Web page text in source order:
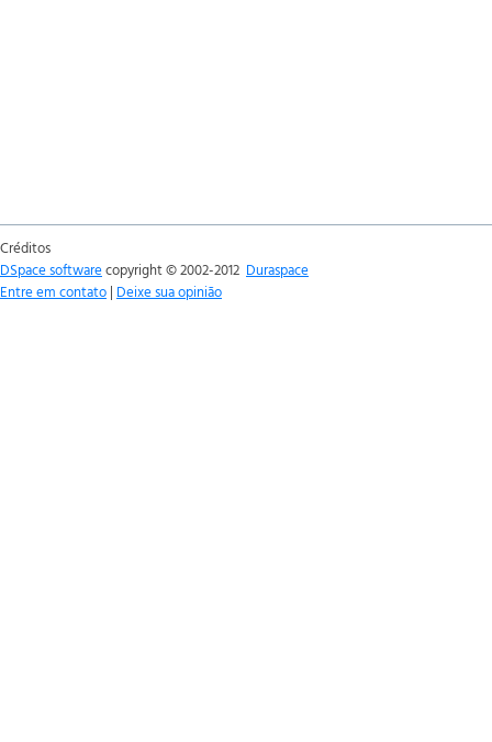
Créditos
DSpace softwarecopyright © 2002-2012 Duraspace
Entre em contato | Deixe sua opinião